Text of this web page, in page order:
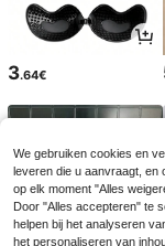
3.64€
We gebruiken cookies en
leveren die u aanvraagt, en
op elk moment "Alles
Door "Alles accepteren" te
helpen bij het analyseren
het personaliseren van